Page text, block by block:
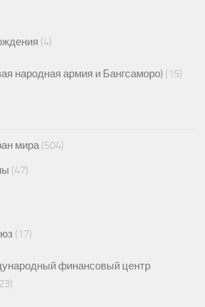
(4)
народная армия и Бангсаморо) (15)
мира(504)
(47)
(17)
финансовый центр